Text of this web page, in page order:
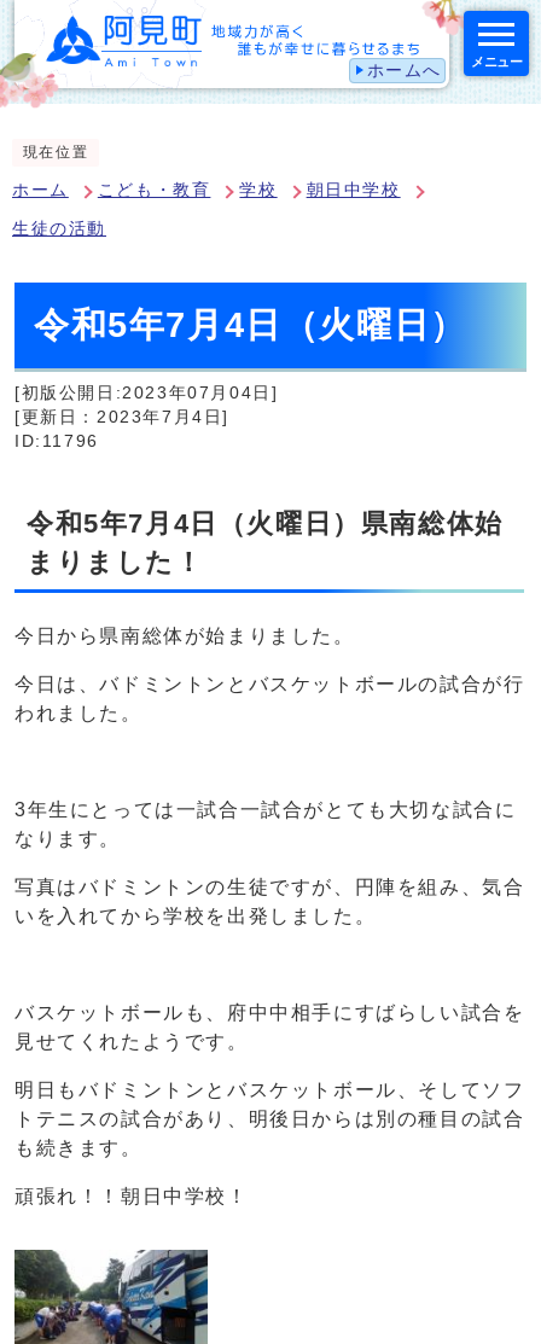
ホームへ メニュー
現在位置
ホーム こども・教育 学校 朝日中学校
生徒の活動
令和5年7月4日（火曜日）
[初版公開日:2023年07月04日]
[更新日：2023年7月4日]
ID:11796
令和5年7月4日（火曜日）県南総体始
まりました！
今日から県南総体が始まりました。
今日は、バドミントンとバスケットボールの試合が行
われました。
3年生にとっては一試合一試合がとても大切な試合に
なります。
写真はバドミントンの生徒ですが、円陣を組み、気合
いを入れてから学校を出発しました。
バスケットボールも、府中中相手にすばらしい試合を
見せてくれたようです。
明日もバドミントンとバスケットボール、そしてソフ
トテニスの試合があり、明後日からは別の種目の試合
も続きます。
頑張れ！！朝日中学校！